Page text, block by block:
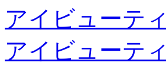
アイビューテ
アイビューテ